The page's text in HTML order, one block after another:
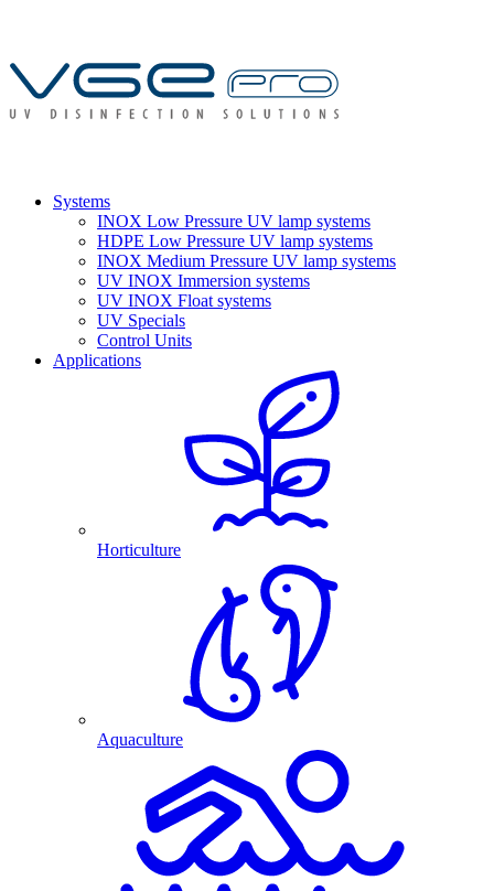
Systems
INOX Low Pressure UV lamp systems
HDPE Low Pressure UV lamp systems
INOX Medium Pressure UV lamp systems
UV INOX Immersion systems
UV INOX Float systems
UV Specials
Control Units
Applications
Horticulture
Aquaculture